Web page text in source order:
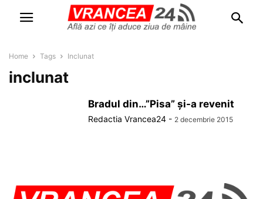
Home Tags Inclunat
inclunat
Bradul din…”Pisa” și-a revenit
Redactia Vrancea24 - 2 decembrie 2015